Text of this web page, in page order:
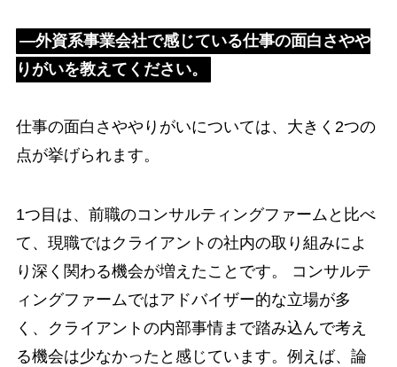
―外資系事業会社で感じている仕事の面白さやや
りがいを教えてください。
仕事の面白さややりがいについては、大きく2つの
点が挙げられます。
1つ目は、前職のコンサルティングファームと比べ
て、現職ではクライアントの社内の取り組みによ
り深く関わる機会が増えたことです。 コンサルテ
ィングファームではアドバイザー的な立場が多
く、クライアントの内部事情まで踏み込んで考え
る機会は少なかったと感じています。例えば、論